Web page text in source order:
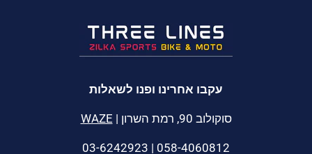
עקבו אחרינו ופנו לשאלות
סוקולוב 90, רמת השרון | WAZE
058-4060812 | 03-6242923